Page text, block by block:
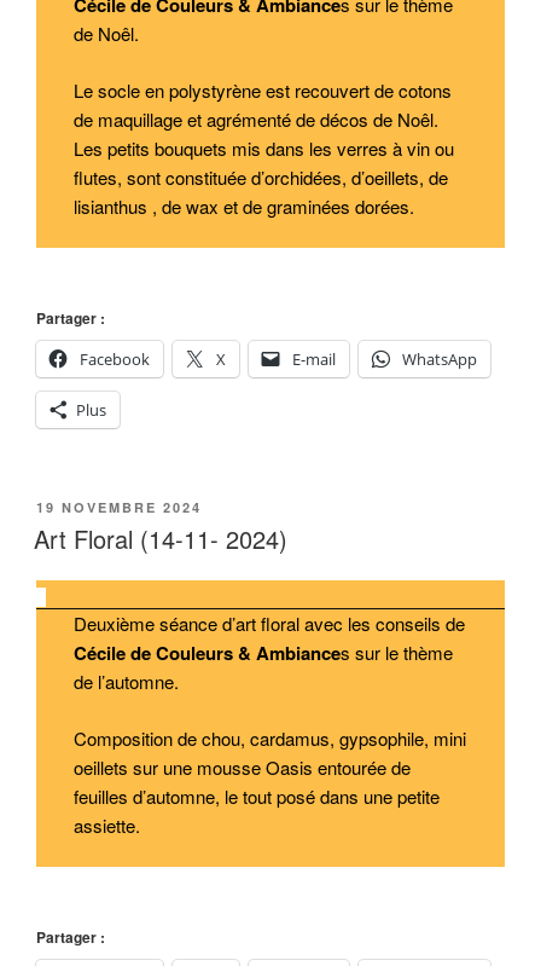
de Noêl.
Le socle en polystyrène est recouvert de cotons
de maquillage et agrémenté de décos de Noêl.
Les petits bouquets mis dans les verres à vin ou
flutes, sont constituée d’orchidées, d’oeillets, de
lisianthus , de wax et de graminées dorées.
Partager :
Facebook
X E-mail WhatsApp
Plus
PUBLIÉ
LE
19 NOVEMBRE 2024
Art Floral (14-11- 2024)
Deuxième séance d’art floral avec les conseils de
Cécile de Couleurs & Ambiances sur le thème
de l’automne.
Composition de chou, cardamus, gypsophile, mini
oeillets sur une mousse Oasis entourée de
feuilles d’automne, le tout posé dans une petite
assiette.
Partager :